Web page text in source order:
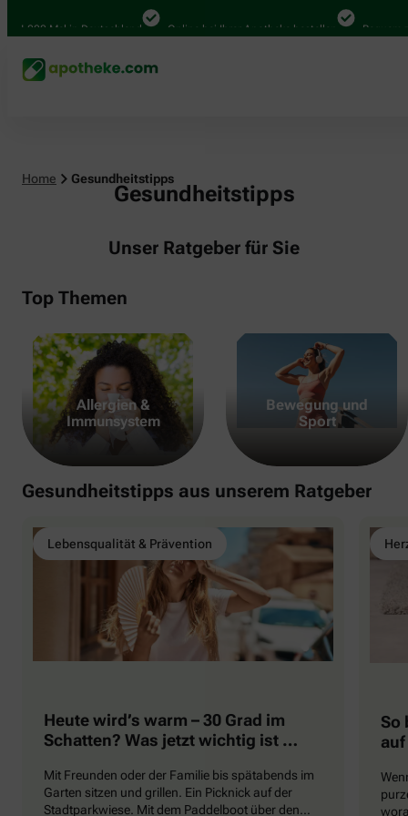
Mal in Deutschland Online bei Ihrer Apotheke bestellen Bequem
Home Gesundheitstipps
Gesundheitstipps
Unser Ratgeber für Sie
Top Themen
Allergien &
Immunsystem
Bewegung und
Sport
Gesundheitstipps aus unserem Ratgeber
Lebensqualität & Prävention
Heute wird’s warm – 30 Grad im
Schatten? Was jetzt wichtig ist …
Mit Freunden oder der Familie bis spätabends im
Garten sitzen und grillen. Ein Picknick auf der
Stadtparkwiese. Mit dem Paddelboot über den
So